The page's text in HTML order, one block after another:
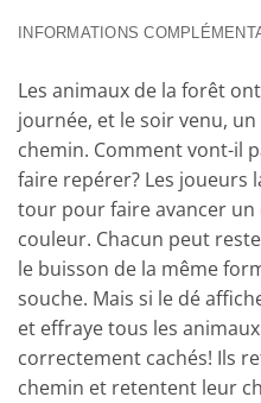
INFORMATIONS
Les animaux de la forêt
journée, et le soir venu,
chemin. Comment vont-il
faire repérer? Les joueurs
tour pour faire avancer
couleur. Chacun peut
le buisson de la même
souche. Mais si le dé
et effraye tous les
correctement cachés! Ils
chemin et retentent leur